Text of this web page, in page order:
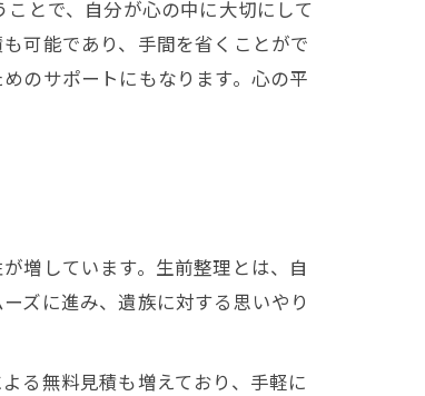
とで、自分が心の中に大切にして
可能であり、手間を省くことがで
のサポートにもなります。心の平
増しています。生前整理とは、自
ズに進み、遺族に対する思いやり
る無料見積も増えており、手軽に